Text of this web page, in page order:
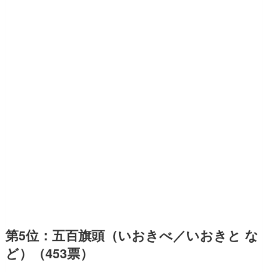
第5位：五百旗頭（いおきべ／いおきと な
ど）（453票）